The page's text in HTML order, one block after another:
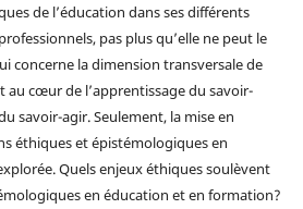
de l’éducation dans ses différents
pas plus qu’elle ne peut le
concerne la dimension transversale de
au cœur de l’apprentissage du savoir-
savoir-agir. Seulement, la mise en
éthiques et épistémologiques en
Quels enjeux éthiques soulèvent
en éducation et en formation?